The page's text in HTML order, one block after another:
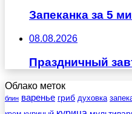
Запеканка за 5
08.08.2026
Праздничный
Облако меток
блин варенье гриб духовка